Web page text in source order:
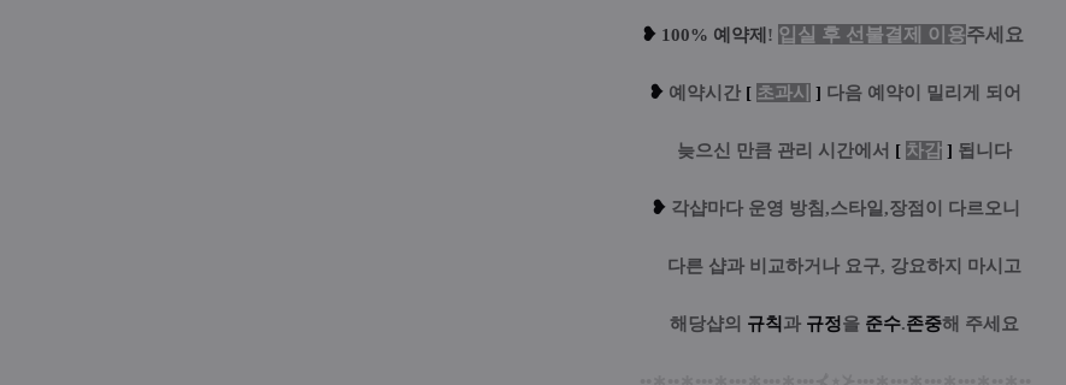
❥ 100% 예약제 ! 입실 후 선불결제 이용주세요
❥ 예 약시간 [ 초과시 ] 다음 예약이 밀리게 되어
늦으신 만큼 관리 시간에서 [ 차감 ] 됩니다
❥ 각샵마다 운영 방침,스타일,장점이 다르오니
다른 샵과 비교하거나 요구, 강요하지 마시고
해당샵의 규칙 과 규정을 준수.존중해 주세요